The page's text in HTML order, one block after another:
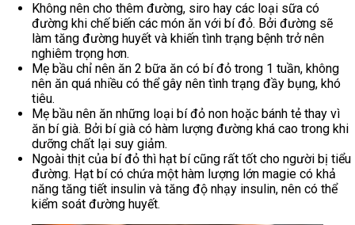
Không nên cho thêm đường, siro hay các loại sữa có
đường khi chế biến các món ăn với bí đỏ. Bởi đường sẽ
làm tăng đường huyết và khiến tình trạng bệnh trở nên
nghiêm trọng hơn.
Mẹ bầu chỉ nên ăn 2 bữa ăn có bí đỏ trong 1 tuần, không
nên ăn quá nhiều có thể gây nên tình trạng đầy bụng, khó
tiêu.
Mẹ bầu nên ăn những loại bí đỏ non hoặc bánh tẻ thay vì
ăn bí già. Bởi bí già có hàm lượng đường khá cao trong khi
dưỡng chất lại suy giảm.
Ngoài thịt của bí đỏ thì hạt bí cũng rất tốt cho người bị tiểu
đường. Hạt bí có chứa một hàm lượng lớn magie có khả
năng tăng tiết insulin và tăng độ nhạy insulin, nên có thể
kiểm soát đường huyết.